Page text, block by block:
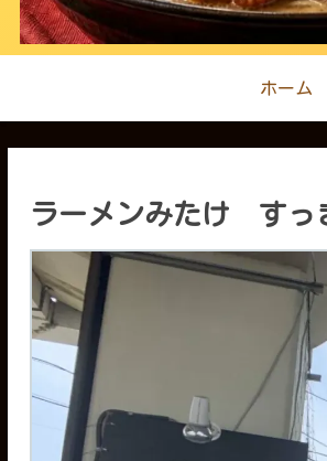
ホーム
ラーメンみたけ すっ